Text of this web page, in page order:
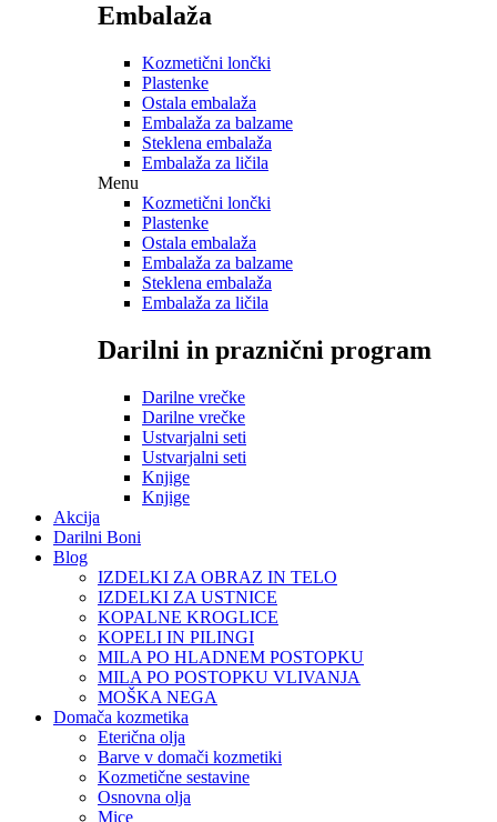
Embalaža
Kozmetični lončki
Plastenke
Ostala embalaža
Embalaža za balzame
Steklena embalaža
Embalaža za ličila
Menu
Kozmetični lončki
Plastenke
Ostala embalaža
Embalaža za balzame
Steklena embalaža
Embalaža za ličila
Darilni in praznični program
Darilne vrečke
Darilne vrečke
Ustvarjalni seti
Ustvarjalni seti
Knjige
Knjige
Akcija
Darilni Boni
Blog
IZDELKI ZA OBRAZ IN TELO
IZDELKI ZA USTNICE
KOPALNE KROGLICE
KOPELI IN PILINGI
MILA PO HLADNEM POSTOPKU
MILA PO POSTOPKU VLIVANJA
MOŠKA NEGA
Domača kozmetika
Eterična olja
Barve v domači kozmetiki
Kozmetične sestavine
Osnovna olja
Mice